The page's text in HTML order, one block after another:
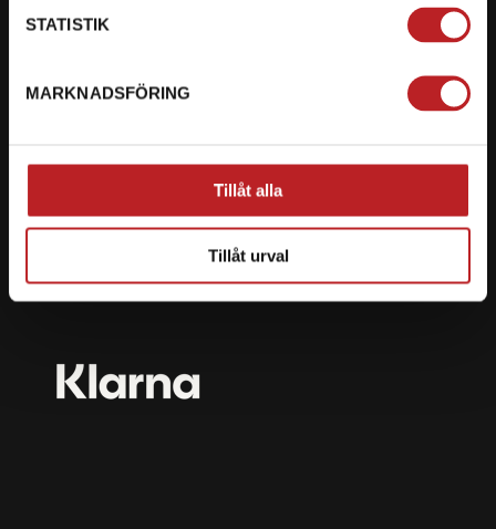
STATISTIK
MARKNADSFÖRING
Tillåt alla
Tillåt urval
Ryckepungsvägen 3, 79177 Falun
Vi erbjuder flera olika betalsätt. Dina köp är alltid
skyddade med krypteringsteknik.